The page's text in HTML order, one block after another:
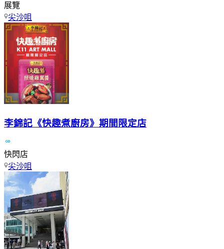
展覽
尖沙咀
李錦記《快趣煮廚房》期間限定店
快閃店
尖沙咀